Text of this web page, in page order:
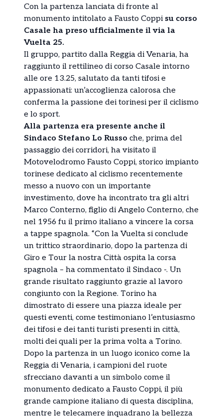
Con la partenza lanciata di fronte al
monumento intitolato a Fausto Coppi su corso
Casale ha preso ufficialmente il via la
Vuelta 25.
Il gruppo, partito dalla Reggia di Venaria, ha
raggiunto il rettilineo di corso Casale intorno
alle ore 13.25, salutato da tanti tifosi e
appassionati: un’accoglienza calorosa che
conferma la passione dei torinesi per il ciclismo
e lo sport.
Alla partenza era presente anche il
Sindaco Stefano Lo Russo che, prima del
passaggio dei corridori, ha visitato il
Motovelodromo Fausto Coppi, storico impianto
torinese dedicato al ciclismo recentemente
messo a nuovo con un importante
investimento, dove ha incontrato tra gli altri
Marco Conterno, figlio di Angelo Conterno, che
nel 1956 fu il primo italiano a vincere la corsa
a tappe spagnola. “Con la Vuelta si conclude
un trittico straordinario, dopo la partenza di
Giro e Tour la nostra Città ospita la corsa
spagnola – ha commentato il Sindaco -. Un
grande risultato raggiunto grazie al lavoro
congiunto con la Regione. Torino ha
dimostrato di essere una piazza ideale per
questi eventi, come testimoniano l’entusiasmo
dei tifosi e dei tanti turisti presenti in città,
molti dei quali per la prima volta a Torino.
Dopo la partenza in un luogo iconico come la
Reggia di Venaria, i campioni del ruote
sfrecciano davanti a un simbolo come il
monumento dedicato a Fausto Coppi, il più
grande campione italiano di questa disciplina,
mentre le telecamere inquadrano la bellezza